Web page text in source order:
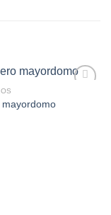
mayordomo